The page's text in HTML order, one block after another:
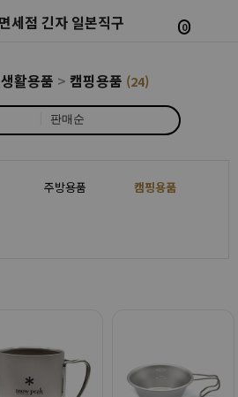
0
생활용품 > 캠핑용품 (24)
주방용품 캠핑용품